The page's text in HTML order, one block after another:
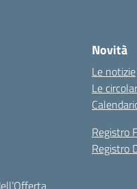
Novità
Le notizie
Le
Registro
Registro